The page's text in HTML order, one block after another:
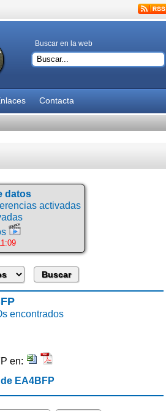
Buscar en la web
Contacta
datos
activadas
encontrados
en:
EA4BFP